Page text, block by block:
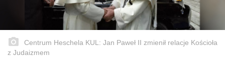
Centrum Heschela KUL: Jan Paweł II zmienił relacje Kościoła
z Judaizmem